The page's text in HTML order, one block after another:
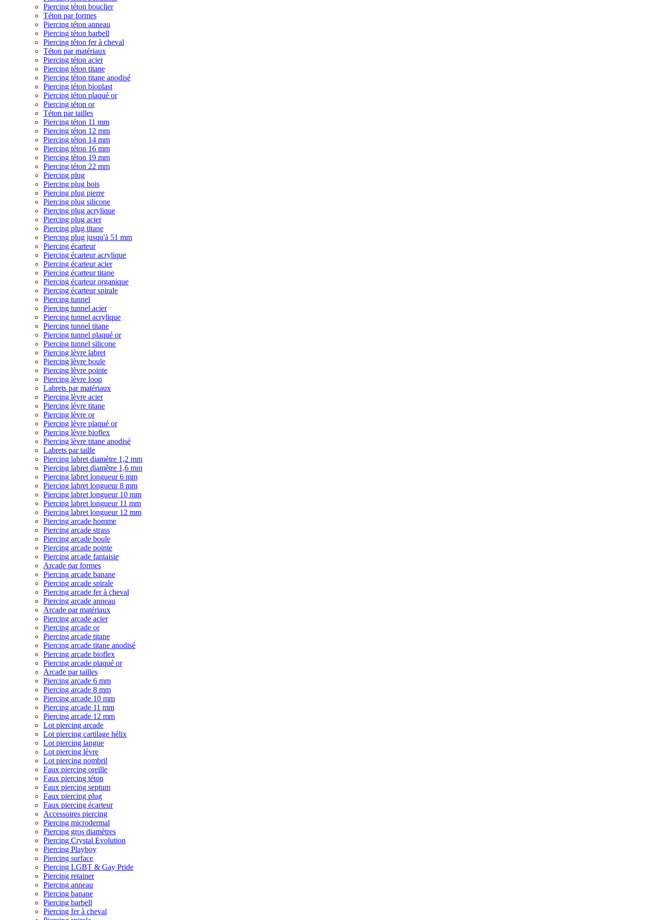
Piercing téton bouclier
Téton par formes
Piercing téton anneau
Piercing téton barbell
Piercing téton fer à cheval
Téton par matériaux
Piercing téton acier
Piercing téton titane
Piercing téton titane anodisé
Piercing téton bioplast
Piercing téton plaqué or
Piercing téton or
Téton par tailles
Piercing téton 11 mm
Piercing téton 12 mm
Piercing téton 14 mm
Piercing téton 16 mm
Piercing téton 19 mm
Piercing téton 22 mm
Piercing plug
Piercing plug bois
Piercing plug pierre
Piercing plug silicone
Piercing plug acrylique
Piercing plug acier
Piercing plug titane
Piercing plug jusqu'à 51 mm
Piercing écarteur
Piercing écarteur acrylique
Piercing écarteur acier
Piercing écarteur titane
Piercing écarteur organique
Piercing écarteur spirale
Piercing tunnel
Piercing tunnel acier
Piercing tunnel acrylique
Piercing tunnel titane
Piercing tunnel plaqué or
Piercing tunnel silicone
Piercing lèvre labret
Piercing lèvre boule
Piercing lèvre pointe
Piercing lèvre loop
Labrets par matériaux
Piercing lèvre acier
Piercing lèvre titane
Piercing lèvre or
Piercing lèvre plaqué or
Piercing lèvre bioflex
Piercing lèvre titane anodisé
Labrets par taille
Piercing labret diamètre 1,2 mm
Piercing labret diamètre 1,6 mm
Piercing labret longueur 6 mm
Piercing labret longueur 8 mm
Piercing labret longueur 10 mm
Piercing labret longueur 11 mm
Piercing labret longueur 12 mm
Piercing arcade homme
Piercing arcade strass
Piercing arcade boule
Piercing arcade pointe
Piercing arcade fantaisie
Arcade par formes
Piercing arcade banane
Piercing arcade spirale
Piercing arcade fer à cheval
Piercing arcade anneau
Arcade par matériaux
Piercing arcade acier
Piercing arcade or
Piercing arcade titane
Piercing arcade titane anodisé
Piercing arcade bioflex
Piercing arcade plaqué or
Arcade par tailles
Piercing arcade 6 mm
Piercing arcade 8 mm
Piercing arcade 10 mm
Piercing arcade 11 mm
Piercing arcade 12 mm
Lot piercing arcade
Lot piercing cartilage hélix
Lot piercing langue
Lot piercing lèvre
Lot piercing nombril
Faux piercing oreille
Faux piercing téton
Faux piercing septum
Faux piercing plug
Faux piercing écarteur
Accessoires piercing
Piercing microdermal
Piercing gros diamètres
Piercing Crystal Evolution
Piercing Playboy
Piercing surface
Piercing LGBT & Gay Pride
Piercing retainer
Piercing anneau
Piercing banane
Piercing barbell
Piercing fer à cheval